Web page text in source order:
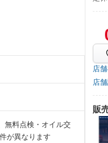
料点検・オイル交
が異なります
店
店
販